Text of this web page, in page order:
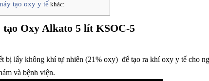
tạo oxy y tế khác:
tạo Oxy Alkato 5 lít KSOC-5
bị lấy không khí tự nhiên (21% oxy) để tạo ra khí oxy y tế cho
và bệnh viện.